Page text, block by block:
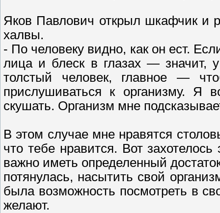
Яков Павлович открыл шкафчик и
халвы.
- По человеку видно, как он ест.
лица и блеск в глазах — значит,
толстый человек, главное —
прислушиваться к организму. Я
скушать. Организм мне
В этом случае мне нравятся
что тебе нравится. Вот
важно иметь определенный
потянулась, насытить свой
была возможность посмотреть в
желают.